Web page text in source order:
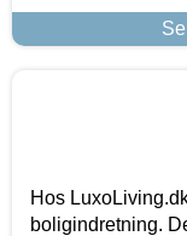
Hos
boligindretning.